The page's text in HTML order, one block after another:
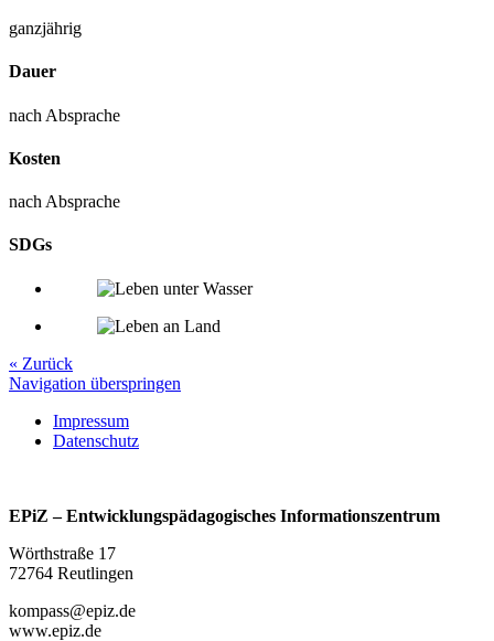
ganzjährig
Dauer
nach Absprache
Kosten
nach Absprache
SDGs
« Zurück
Navigation überspringen
Impressum
Datenschutz
EPiZ – Entwicklungspädagogisches Informationszentrum
Wörthstraße 17
72764 Reutlingen
kompass@epiz.de
www.epiz.de